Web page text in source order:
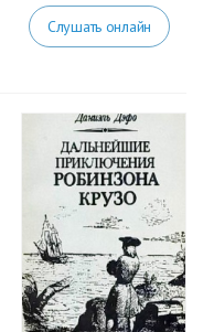
Слушать онлайн